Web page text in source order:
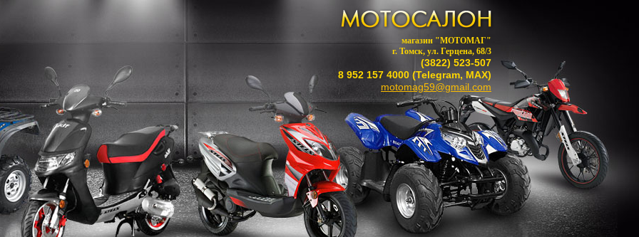
магазин "МОТОМАГ"
г. Томск, ул. Герцена, 68/3
(3822) 523-507
8 952 157 4000 (Telegram, MAX)
motomag59@gmail.com